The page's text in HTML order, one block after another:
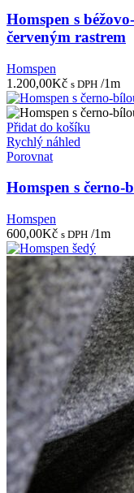
Homspen s
červeným rastrem
Homspen
1.200,00Kč s DPH /1m
Přidat do košíku
Rychlý náhled
Porovnat
Homspen s
Homspen
600,00Kč s DPH /1m